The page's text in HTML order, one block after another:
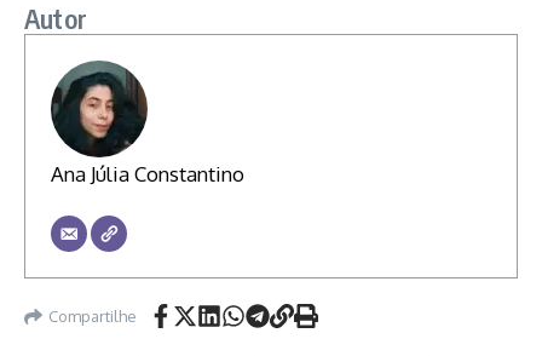
Autor
Ana Júlia Constantino
Compartilhe